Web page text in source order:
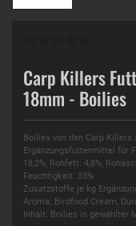
Carp Killers
18mm - Boilies
Boilies von den Carp
Ergänzungsfuttermittel für
18,2%, Rohfett: 4,8%,
Feuchtigkeit: 33%
Zusatzstoffe je kg
Aroma: Birdfood Cream,
Inhalt: Boilies in gewählter